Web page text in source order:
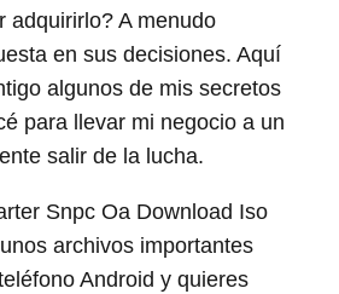
adquirirlo? A menudo
en sus decisiones. Aquí
algunos de mis secretos
para llevar mi negocio a un
salir de la lucha.
Snpc Oa Download Iso
archivos importantes
Android y quieres